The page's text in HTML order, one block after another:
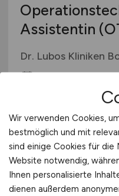
Assistentin
Dr. Lubos Kliniken
Wir verwenden Cookies,
bestmöglich und mit
sind einige Cookies für die
Website notwendig,
Ihnen personalisierte
dienen außerdem